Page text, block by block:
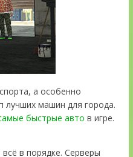
а особенно
лучших машин для города.
быстрые авто в игре.
в порядке. Серверы